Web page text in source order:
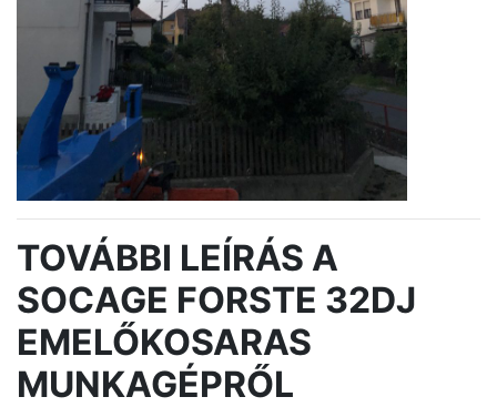
TOVÁBBI LEÍRÁS A
SOCAGE FORSTE 32DJ
EMELŐKOSARAS
MUNKAGÉPRŐL